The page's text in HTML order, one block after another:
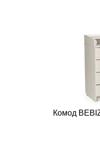
Комод